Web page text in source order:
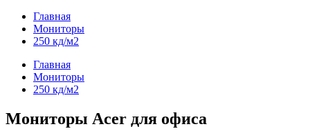
Главная
Мониторы
250 кд/м2
Главная
Мониторы
250 кд/м2
Мониторы Acer для офиса